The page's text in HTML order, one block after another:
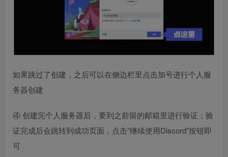
如果跳过了创建，之后可以在侧边栏里点击加号进行个人服
务器创建
④ 创建完个人服务器后，要到之前留的邮箱里进行验证；验
证完成后会跳转到成功页面，点击”继续使用Discord”按钮即
可